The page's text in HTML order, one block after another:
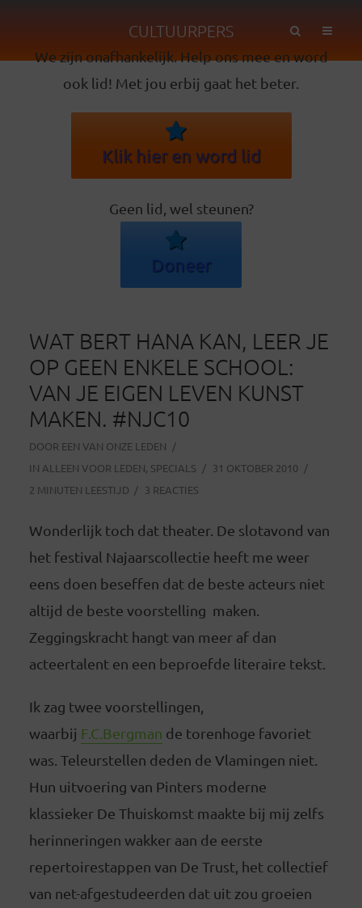
CULTUURPERS
We zijn onafhankelijk. Help ons mee en word
ook lid! Met jou erbij gaat het beter.
Klik hier en word lid
Geen lid, wel steunen?
Doneer
WAT BERT HANA KAN, LEER JE
OP GEEN ENKELE SCHOOL:
VAN JE EIGEN LEVEN KUNST
MAKEN. #NJC10
DOOR EEN VAN ONZE LEDEN
IN ALLEEN VOOR LEDEN, SPECIALS
31 OKTOBER 2010
2 MINUTEN LEESTIJD
3 REACTIES
Wonderlijk toch dat theater. De slotavond van
het festival Najaarscollectie heeft me weer
eens doen beseffen dat de beste acteurs niet
altijd de beste voorstelling maken.
Zeggingskracht hangt van meer af dan
acteertalent en een beproefde literaire tekst.
Ik zag twee voorstellingen,
waarbij F.C.Bergman de torenhoge favoriet
was. Teleurstellen deden de Vlamingen niet.
Hun uitvoering van Pinters moderne
klassieker De Thuiskomst maakte bij mij zelfs
herinneringen wakker aan de eerste
repertoirestappen van De Trust, het collectief
van net-afgestudeerden dat uit zou groeien